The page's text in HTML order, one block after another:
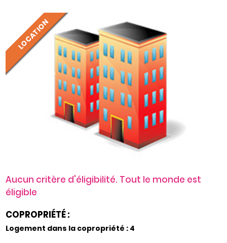
LOCATION
Aucun critère d'éligibilité. Tout le monde est
éligible
COPROPRIÉTÉ :
Logement dans la copropriété : 4